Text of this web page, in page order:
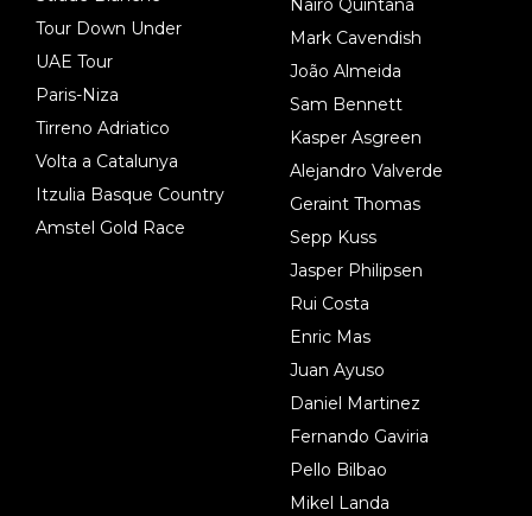
Tour Down Under
UAE Tour
Paris-Niza
Tirreno Adriatico
Volta a Catalunya
Itzulia Basque Country
Amstel Gold Race
Nairo Quintana
Mark Cavendish
João Almeida
Sam Bennett
Kasper Asgreen
Alejandro Valverde
Geraint Thomas
Sepp Kuss
Jasper Philipsen
Rui Costa
Enric Mas
Juan Ayuso
Daniel Martinez
Fernando Gaviria
Pello Bilbao
Mikel Landa